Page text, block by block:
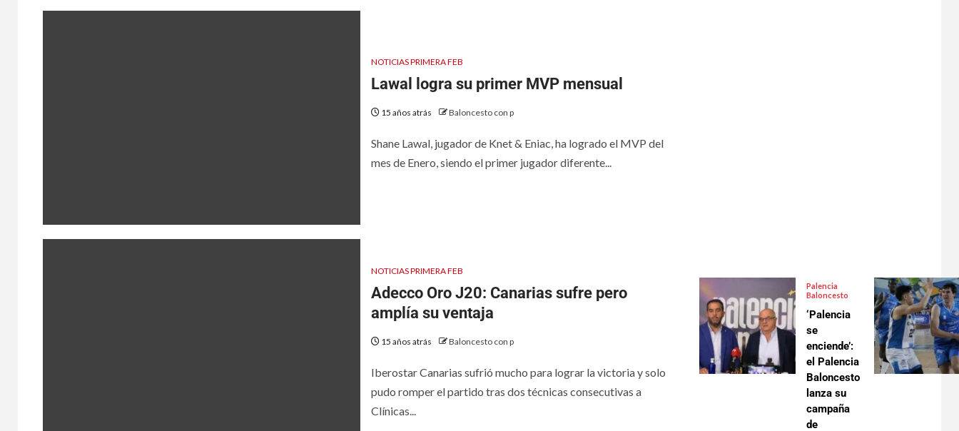
NOTICIAS PRIMERA FEB
Lawal logra su primer MVP mensual
15 años atrás Baloncesto con p
Shane Lawal, jugador de Knet & Eniac, ha logrado el MVP del
mes de Enero, siendo el primer jugador diferente...
NOTICIAS PRIMERA FEB
Adecco Oro J20: Canarias sufre pero
amplía su ventaja
15 años atrás Baloncesto con p
Iberostar Canarias sufrió mucho para lograr la victoria y solo
pudo romper el partido tras dos técnicas consecutivas a
Clínicas...
Palencia
Baloncesto
‘Palencia
se
enciende’:
el Palencia
Baloncesto
lanza su
campaña
de